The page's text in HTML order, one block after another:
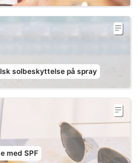
solbeskyttelse på spray
med SPF